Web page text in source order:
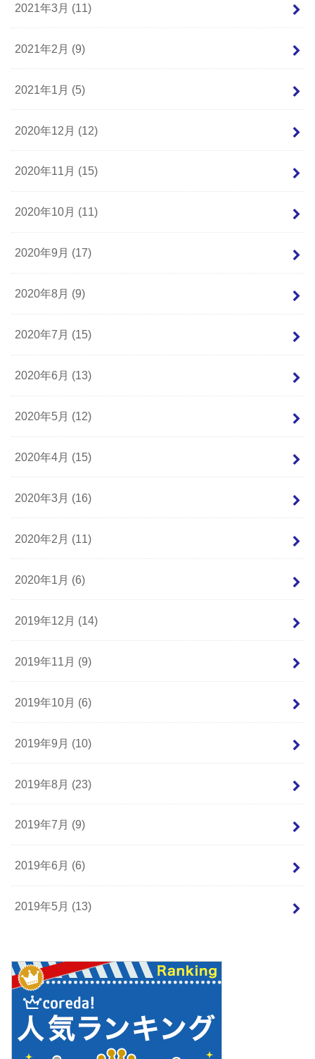
2021年3月 (11)
2021年2月 (9)
2021年1月 (5)
2020年12月 (12)
2020年11月 (15)
2020年10月 (11)
2020年9月 (17)
2020年8月 (9)
2020年7月 (15)
2020年6月 (13)
2020年5月 (12)
2020年4月 (15)
2020年3月 (16)
2020年2月 (11)
2020年1月 (6)
2019年12月 (14)
2019年11月 (9)
2019年10月 (6)
2019年9月 (10)
2019年8月 (23)
2019年7月 (9)
2019年6月 (6)
2019年5月 (13)